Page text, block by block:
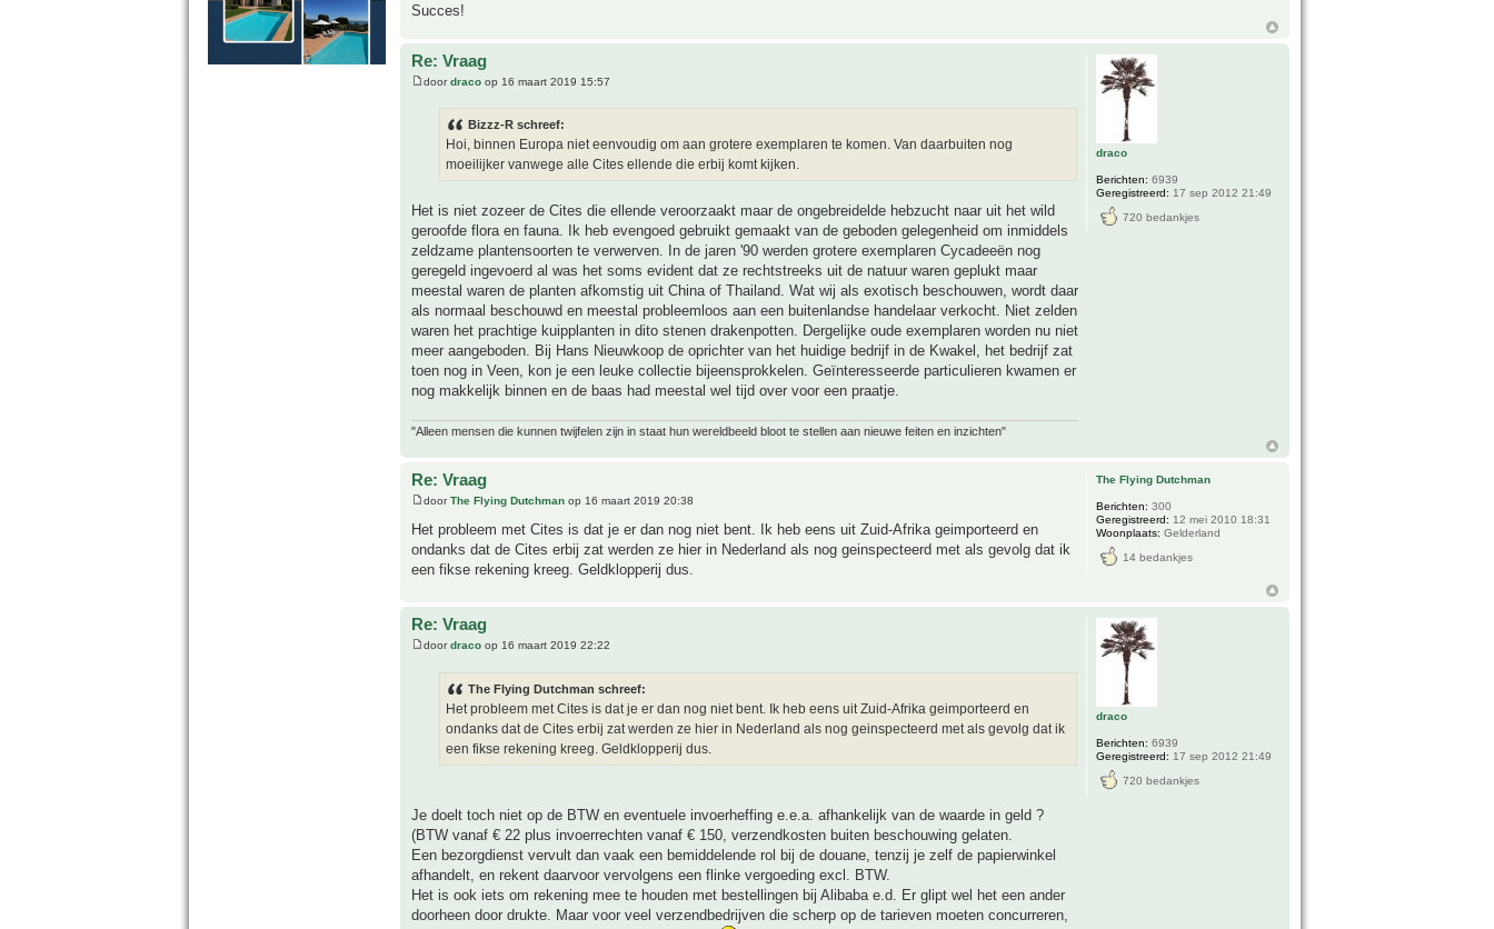
Succes!
Re: Vraag
doordraco op 16 maart 2019 15:57
Bizzz-R schreef:
Hoi, binnen Europa niet eenvoudig om aan grotere exemplaren te komen. Van daarbuiten nog
moeilijker vanwege alle Cites ellende die erbij komt kijken.
Het is niet zozeer de Cites die ellende veroorzaakt maar de ongebreidelde hebzucht naar uit het wild
geroofde flora en fauna. Ik heb evengoed gebruikt gemaakt van de geboden gelegenheid om inmiddels
zeldzame plantensoorten te verwerven. In de jaren '90 werden grotere exemplaren Cycadeeën nog
geregeld ingevoerd al was het soms evident dat ze rechtstreeks uit de natuur waren geplukt maar
meestal waren de planten afkomstig uit China of Thailand. Wat wij als exotisch beschouwen, wordt daar
als normaal beschouwd en meestal probleemloos aan een buitenlandse handelaar verkocht. Niet zelden
waren het prachtige kuipplanten in dito stenen drakenpotten. Dergelijke oude exemplaren worden nu niet
meer aangeboden. Bij Hans Nieuwkoop de oprichter van het huidige bedrijf in de Kwakel, het bedrijf zat
toen nog in Veen, kon je een leuke collectie bijeensprokkelen. Geïnteresseerde particulieren kwamen er
nog makkelijk binnen en de baas had meestal wel tijd over voor een praatje.
"Alleen mensen die kunnen twijfelen zijn in staat hun wereldbeeld bloot te stellen aan nieuwe feiten en inzichten"
draco
Berichten: 6939
Geregistreerd: 17 sep 2012 21:49
720 bedankjes
Re: Vraag
doorThe Flying Dutchman op 16 maart 2019 20:38
Het probleem met Cites is dat je er dan nog niet bent. Ik heb eens uit Zuid-Afrika geimporteerd en
ondanks dat de Cites erbij zat werden ze hier in Nederland als nog geinspecteerd met als gevolg dat ik
een fikse rekening kreeg. Geldklopperij dus.
The Flying Dutchman
Berichten: 300
Geregistreerd: 12 mei 2010 18:31
Woonplaats: Gelderland
14 bedankjes
Re: Vraag
doordraco op 16 maart 2019 22:22
The Flying Dutchman schreef:
Het probleem met Cites is dat je er dan nog niet bent. Ik heb eens uit Zuid-Afrika geimporteerd en
ondanks dat de Cites erbij zat werden ze hier in Nederland als nog geinspecteerd met als gevolg dat ik
een fikse rekening kreeg. Geldklopperij dus.
Je doelt toch niet op de BTW en eventuele invoerheffing e.e.a. afhankelijk van de waarde in geld ?
(BTW vanaf € 22 plus invoerrechten vanaf € 150, verzendkosten buiten beschouwing gelaten.
Een bezorgdienst vervult dan vaak een bemiddelende rol bij de douane, tenzij je zelf de papierwinkel
afhandelt, en rekent daarvoor vervolgens een flinke vergoeding excl. BTW.
Het is ook iets om rekening mee te houden met bestellingen bij Alibaba e.d. Er glipt wel het een ander
doorheen door drukte. Maar voor veel verzendbedrijven die scherp op de tarieven moeten concurreren,
draco
Berichten: 6939
Geregistreerd: 17 sep 2012 21:49
720 bedankjes